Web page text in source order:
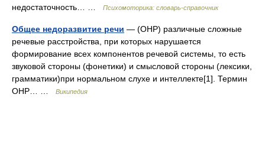
недостаточность… …
Психомоторика: cловарь-справочник
Общее недоразвитие речи — (ОНР) различные сложные
речевые расстройства, при которых нарушается
формирование всех компонентов речевой системы, то есть
звуковой стороны (фонетики) и смысловой стороны (лексики,
грамматики)при нормальном слухе и интеллекте[1]. Термин
ОНР… …
Википедия